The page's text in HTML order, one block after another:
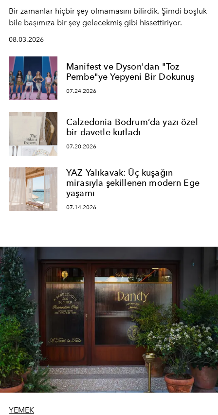
Bir zamanlar hiçbir şey olmamasını bilirdik. Şimdi boşluk
bile başımıza bir şey gelecekmiş gibi hissettiriyor.
08.03.2026
Manifest ve Dyson'dan "Toz
Pembe"ye Yepyeni Bir Dokunuş
07.24.2026
Calzedonia Bodrum’da yazı özel
bir davetle kutladı
07.20.2026
YAZ Yalıkavak: Üç kuşağın
mirasıyla şekillenen modern Ege
yaşamı
07.14.2026
YEMEK